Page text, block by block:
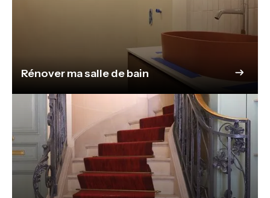
Rénover ma salle de bain